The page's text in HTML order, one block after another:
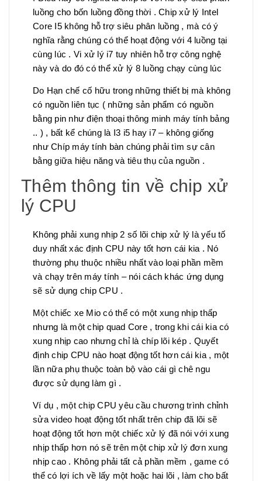
luồng cho bốn luồng đồng thời . Chip xử lý Intel
Core I5 không hỗ trợ siêu phân luồng , mà có ý
nghĩa rằng chúng có thể hoạt động với 4 luồng tại
cùng lúc . Vi xử lý i7 tuy nhiên hỗ trợ công nghệ
này và do đó có thể xử lý 8 luồng chạy cùng lúc
Do Hạn chế cố hữu trong những thiết bị mà không
có nguồn liên tục ( những sản phẩm có nguồn
bằng pin như điện thoại thông minh máy tính bảng
.. ) , bất kể chúng là I3 i5 hay i7 – không giống
như Chíp máy tính bàn chúng phải tìm sự cân
bằng giữa hiệu năng và tiêu thụ của nguồn .
Thêm thông tin về chip xử
lý CPU
Không phải xung nhịp 2 số lõi chip xử lý là yếu tố
duy nhất xác định CPU này tốt hơn cái kia . Nó
thường phụ thuộc nhiều nhất vào loại phần mềm
và chạy trên máy tính – nói cách khác ứng dụng
sẽ sử dụng chip CPU .
Một chiếc xe Mio có thể có một xung nhịp thấp
nhưng là một chip quad Core , trong khi cái kia có
xung nhịp cao nhưng chỉ là chíp lõi kép . Quyết
định chip CPU nào hoạt động tốt hơn cái kia , một
lần nữa phụ thuộc toàn bộ vào cái gì chê ngu
được sử dụng làm gì .
Ví dụ , một chip CPU yêu cầu chương trình chỉnh
sửa video hoạt động tốt nhất trên chip đã lõi sẽ
hoạt động tốt hơn một chiếc xử lý đã nói với xung
nhịp thấp hơn nó sẽ trên một chip xử lý đơn xung
nhịp cao . Không phải tất cả phần mềm , game có
thể có lợi ích về lấy một hoặc hai lõi , làm cho bất